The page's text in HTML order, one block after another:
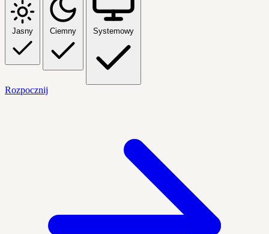
Jasny Ciemny Systemowy
Rozpocznij